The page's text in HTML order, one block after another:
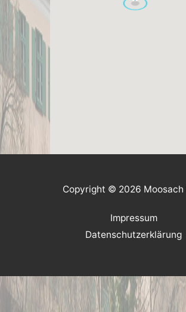
Copyright © 2026 Moosach
Impressum
Datenschutzerklärung